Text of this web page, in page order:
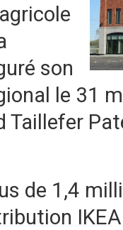
son
le 31
de 1,4